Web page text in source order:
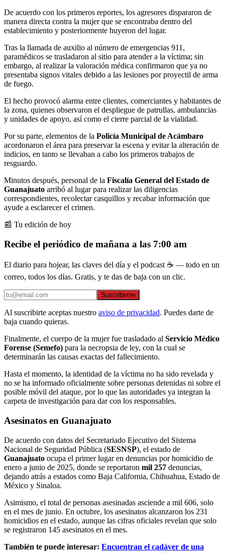
De acuerdo con los primeros reportes, los agresores dispararon de
manera directa contra la mujer que se encontraba dentro del
establecimiento y posteriormente huyeron del lugar.
Tras la llamada de auxilio al número de emergencias 911,
paramédicos se trasladaron al sitio para atender a la víctima; sin
embargo, al realizar la valoración médica confirmaron que ya no
presentaba signos vitales debido a las lesiones por proyectil de arma
de fuego.
El hecho provocó alarma entre clientes, comerciantes y habitantes de
la zona, quienes observaron el despliegue de patrullas, ambulancias
y unidades de apoyo, así como el cierre parcial de la vialidad.
Por su parte, elementos de la Policía Municipal de Acámbaro
acordonaron el área para preservar la escena y evitar la alteración de
indicios, en tanto se llevaban a cabo los primeros trabajos de
resguardo.
Minutos después, personal de la Fiscalía General del Estado de
Guanajuato arribó al lugar para realizar las diligencias
correspondientes, recolectar casquillos y recabar información que
ayude a esclarecer el crimen.
📰 Tu edición de hoy
Recibe el periódico de mañana a las 7:00 am
El diario para hojear, las claves del día y el podcast ☕ — todo en un
correo, todos los días. Gratis, y te das de baja con un clic.
Suscribirme
Al suscribirte aceptas nuestro aviso de privacidad. Puedes darte de
baja cuando quieras.
Finalmente, el cuerpo de la mujer fue trasladado al Servicio Médico
Forense (Semefo) para la necropsia de ley, con la cual se
determinarán las causas exactas del fallecimiento.
Hasta el momento, la identidad de la víctima no ha sido revelada y
no se ha informado oficialmente sobre personas detenidas ni sobre el
posible móvil del ataque, por lo que las autoridades ya integran la
carpeta de investigación para dar con los responsables.
Asesinatos en Guanajuato
De acuerdo con datos del Secretariado Ejecutivo del Sistema
Nacional de Seguridad Pública (SESNSP), el estado de
Guanajuato ocupa el primer lugar en denuncias por homicidio de
enero a junio de 2025, donde se reportaron mil 257 denuncias,
dejando atrás a estados como Baja California, Chihuahua, Estado de
México y Sinaloa.
Asimismo, el total de personas asesinadas asciende a mil 606, solo
en el mes de junio. En octubre, los asesinatos alcanzaron los 231
homicidios en el estado, aunque las cifras oficiales revelan que solo
se registraron 145 asesinatos en el mes.
También te puede interesar: Encuentran el cadáver de una